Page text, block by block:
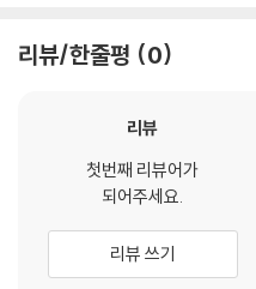
68. 옛 체제를 쓰되 자기 면목을 지
69. 훌륭한 문장을 짓는 데 필요한
71. 소년기에 과문을 익힌 상촌 신
72. 월사 이정귀의 문장과 〈무술변무
73. 한 글자 한 구도 법도에 어긋
75. 고문의 법도를 갖춘 홍성민洪
76. 청음 김상헌의 친구 이씨李
한 문학 비평은 아니다. 하지만 여
이에 위의 저서들을 번역ㆍ간행
농암의 잡지와 도곡의 만록ㆍ총
이 특징이라 할 수 있다. 〈농암잡
가 밝혀져 있다.
리뷰/한줄평 0
리뷰
첫번째 리뷰어가
되어주세요.
리뷰 쓰기